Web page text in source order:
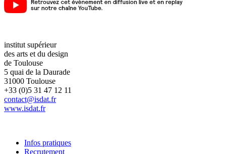
institut supérieur
des arts et du design
de Toulouse
5 quai de la Daurade
31000 Toulouse
+33 (0)5 31 47 12 11
contact@isdat.fr
www.isdat.fr
Infos pratiques
Recrutement